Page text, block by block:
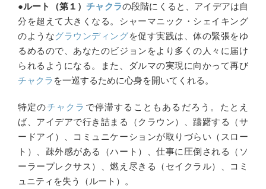
●ルート（第１）チャクラの段階にくると、アイデアは自
分を超えて大きくなる。シャーマニック・シェイキング
のようなグラウンディングを促す実践は、体の緊張をゆ
るめるので、あなたのビジョンをより多くの人々に届け
られるようになる。また、ダルマの実現に向かって再び
チャクラ を一巡するために心身を開いてくれる。
特定のチャクラ で停滞することもあるだろう。たとえ
ば、アイデアで行き詰まる（クラウン）、躊躇する（サ
ードアイ）、コミュニケーションが取りづらい（スロー
ト）、疎外感がある（ハート）、仕事に圧倒される（ソ
ーラープレクサス）、燃え尽きる（セイクラル）、コミ
ュニティを失う（ルート）。